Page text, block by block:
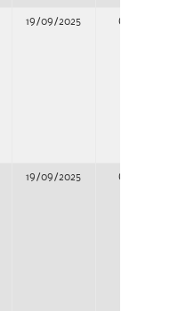
19/09/2025 Concurso
19/09/2025 Concurso